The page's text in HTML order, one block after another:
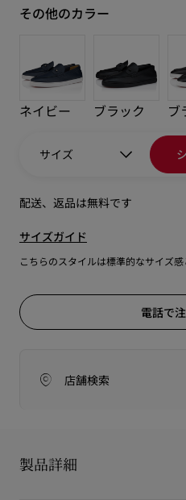
その他のカラー
ネイビー ブラック ブ
サイズ
配送、返品は無料です
サイズガイド
こちらのスタイルは標準的なサイズ感
電話で
店舗検索
製品詳細